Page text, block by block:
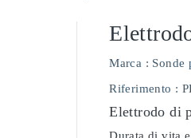
Marca : Sonde
Riferimento :
Elettrodo di